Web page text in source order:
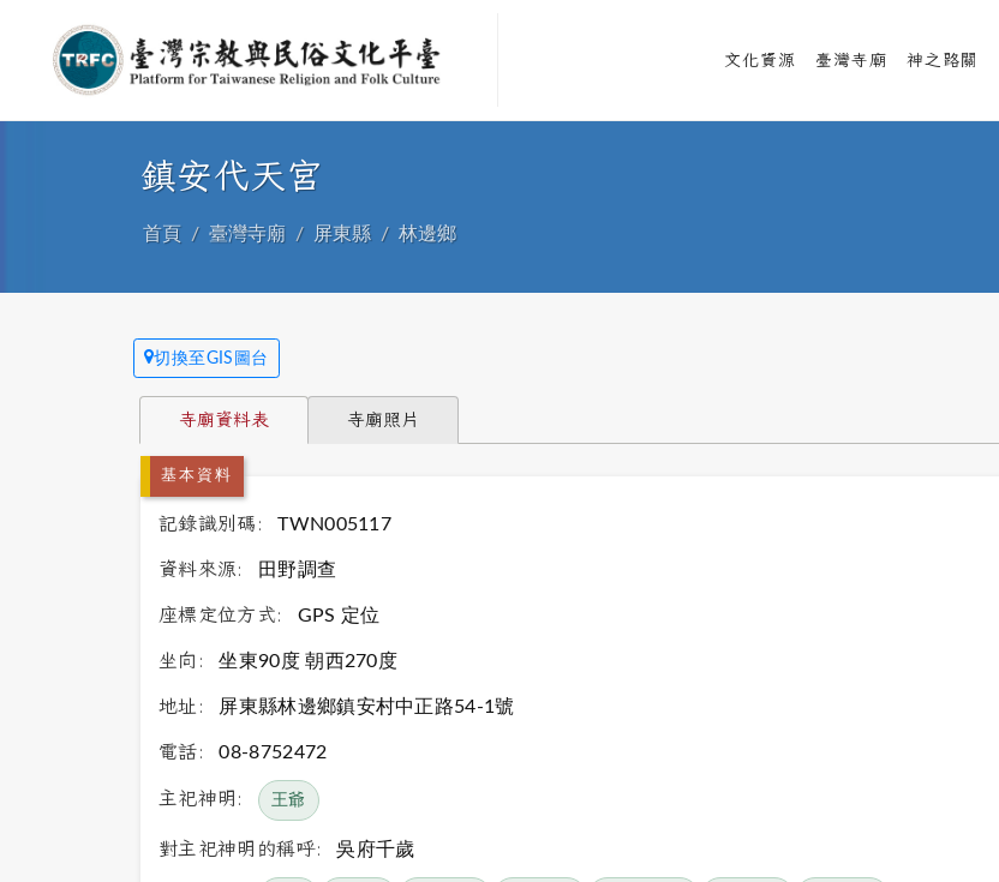
文化資源 臺灣寺廟 神之路關
鎮安代天宮
首頁 臺灣寺廟 屏東縣 林邊鄉
切換至GIS圖台
寺廟資料表 寺廟照片
基本資料
記錄識別碼: TWN005117
資料來源: 田野調查
座標定位方式: GPS 定位
坐向: 坐東90度 朝西270度
地址: 屏東縣林邊鄉鎮安村中正路54-1號
電話: 08-8752472
主祀神明: 王爺
對主祀神明的稱呼: 吳府千歲